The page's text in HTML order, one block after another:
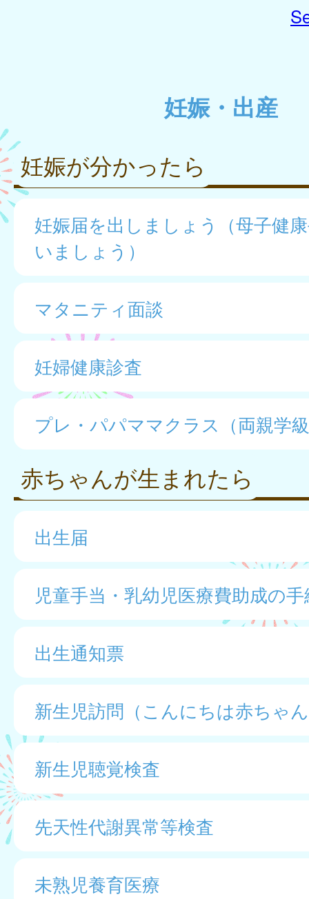
妊娠・出産
妊娠が分かったら
妊娠届を出しましょう（母子健
いましょう）
マタニティ面談
妊婦健康診査
プレ・パパママクラス（両親学
赤ちゃんが生まれたら
出生届
児童手当・乳幼児医療費助成の
出生通知票
新生児訪問（こんにちは赤ちゃ
新生児聴覚検査
先天性代謝異常等検査
未熟児養育医療